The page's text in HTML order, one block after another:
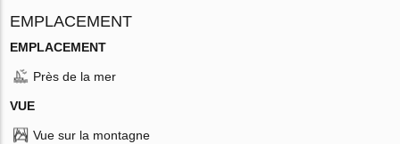
EMPLACEMENT
EMPLACEMENT
Près de la mer
VUE
Vue sur la montagne